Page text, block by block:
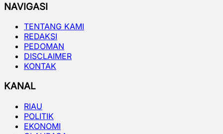
NAVIGASI
TENTANG KAMI
REDAKSI
PEDOMAN
DISCLAIMER
KONTAK
KANAL
RIAU
POLITIK
EKONOMI